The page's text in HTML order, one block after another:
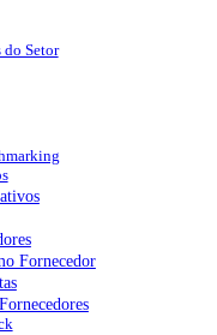
do Setor
Fornecedor